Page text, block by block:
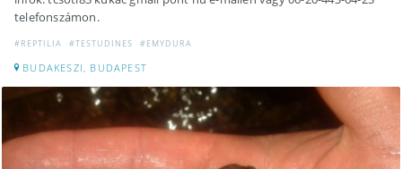
telefonszámon.
#REPTILIA #TESTUDINES #EMYDURA
BUDAKESZI, BUDAPEST